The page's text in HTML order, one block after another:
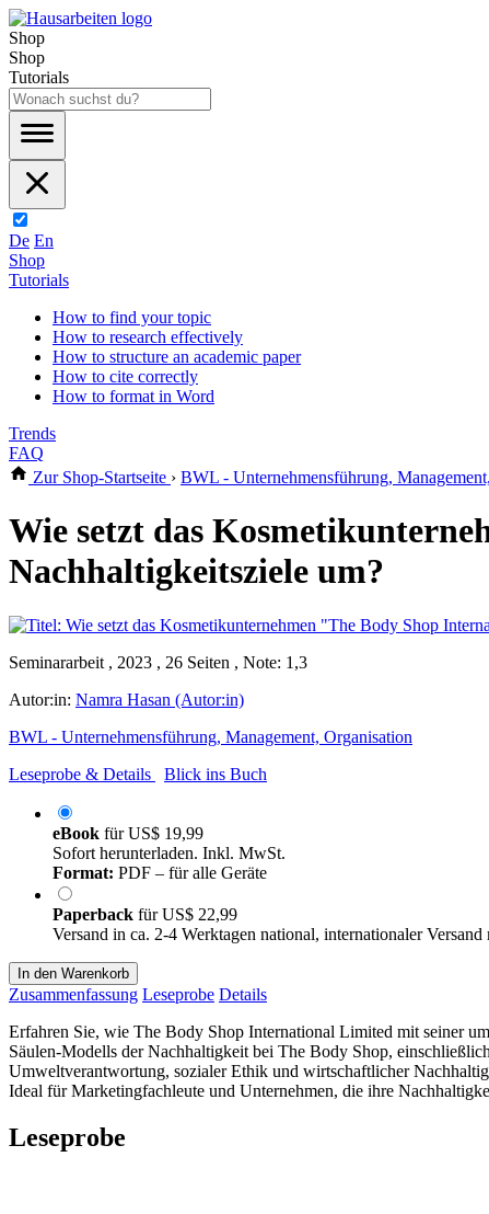
Shop
Shop
Tutorials
De En
Shop
Tutorials
How to find your topic
How to research effectively
How to structure an academic paper
How to cite correctly
How to format in Word
Trends
FAQ
Zur Shop-Startseite › BWL - Unternehmensführung,
Wie setzt das
Nachhaltigkeitsziele um?
Seminararbeit , 2023 , 26 Seiten , Note: 1,3
Autor:in: Namra Hasan (Autor:in)
BWL - Unternehmensführung, Management, Organisation
Leseprobe & Details
Blick ins Buch
eBook fürUS$ 19,99
Sofort herunterladen. Inkl. MwSt.
Format: PDF – für alle Geräte
Paperback fürUS$ 22,99
Versand in ca. 2-4 Werktagen national, internationaler Versand
In den Warenkorb
Zusammenfassung Leseprobe Details
Erfahren Sie, wie The Body Shop International Limited mit seiner
Säulen-Modells der Nachhaltigkeit bei The Body Shop,
Umweltverantwortung, sozialer Ethik und wirtschaftlicher
Ideal für Marketingfachleute und Unternehmen, die ihre
Leseprobe